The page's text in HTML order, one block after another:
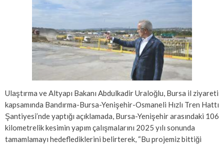
Ulaştırma ve Altyapı Bakanı Abdulkadir Uraloğlu, Bursa il ziyareti
kapsamında Bandırma-Bursa-Yenişehir-Osmaneli Hızlı Tren Hattı
Şantiyesi’nde yaptığı açıklamada, Bursa-Yenişehir arasındaki 106
kilometrelik kesimin yapım çalışmalarını 2025 yılı sonunda
tamamlamayı hedeflediklerini belirterek, “Bu projemiz bittiği